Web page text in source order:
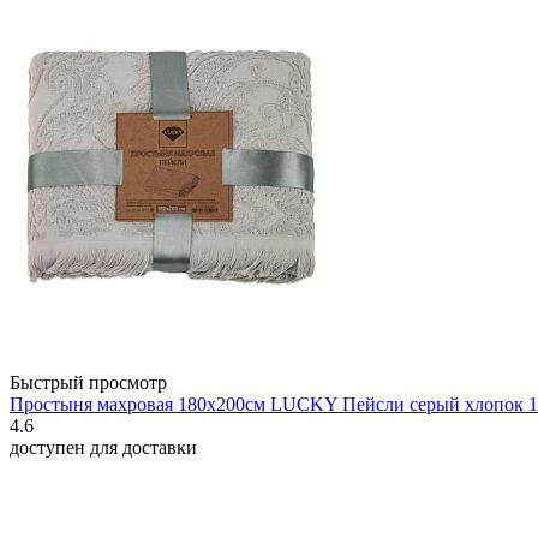
Быстрый просмотр
Простыня махровая 180х200см LUCKY Пейсли серый хлопок
4.6
доступен для доставки